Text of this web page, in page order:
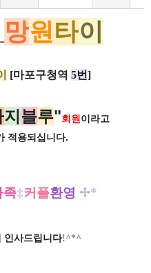
망원타이
​[마포구청역 5번]
지 블루"회원 이라고
적용되십니다.
족‡커플환영 ✢*
인사드립니다!^*^